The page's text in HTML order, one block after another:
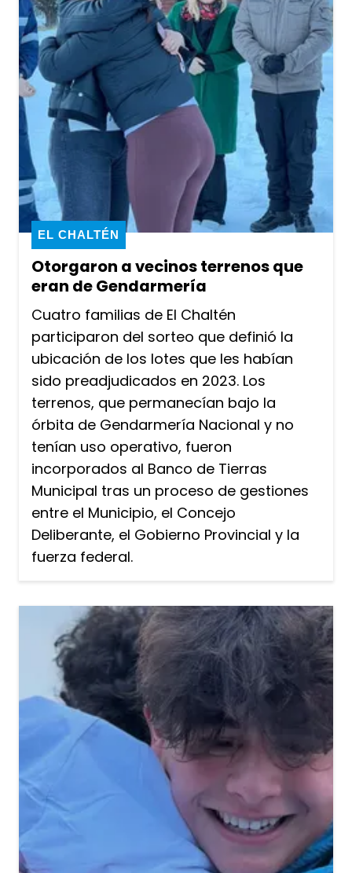
Otorgaron a vecinos terrenos que
eran de Gendarmería
EL CHALTÉN
Cuatro familias de El Chaltén
participaron del sorteo que definió la
ubicación de los lotes que les habían
sido preadjudicados en 2023. Los
terrenos, que permanecían bajo la
órbita de Gendarmería Nacional y no
tenían uso operativo, fueron
incorporados al Banco de Tierras
Municipal tras un proceso de gestiones
entre el Municipio, el Concejo
Deliberante, el Gobierno Provincial y la
fuerza federal.